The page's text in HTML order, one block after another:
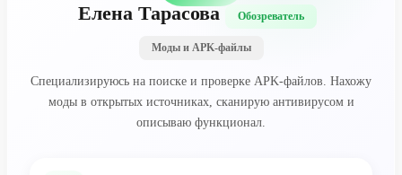
Елена Тарасова Обозреватель
Моды и APK-файлы
Специализируюсь на поиске и проверке APK-файлов. Нахожу
моды в открытых источниках, сканирую антивирусом и
описываю функционал.